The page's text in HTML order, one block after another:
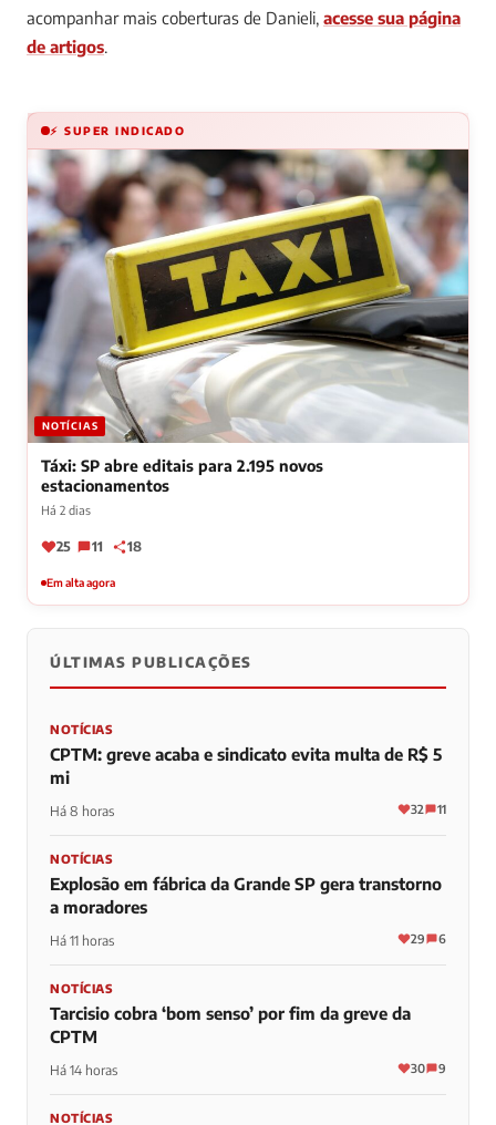
acompanhar mais coberturas de Danieli, acesse sua página
de artigos.
⚡ SUPER INDICADO
NOTÍCIAS
Táxi: SP abre editais para 2.195 novos
estacionamentos
Há 2 dias
25 11 18
Em alta agora
ÚLTIMAS PUBLICAÇÕES
NOTÍCIAS
CPTM: greve acaba e sindicato evita multa de R$ 5
mi
Há 8 horas 32 11
NOTÍCIAS
Explosão em fábrica da Grande SP gera transtorno
a moradores
Há 11 horas 29 6
NOTÍCIAS
Tarcisio cobra ‘bom senso’ por fim da greve da
CPTM
Há 14 horas 30 9
NOTÍCIAS